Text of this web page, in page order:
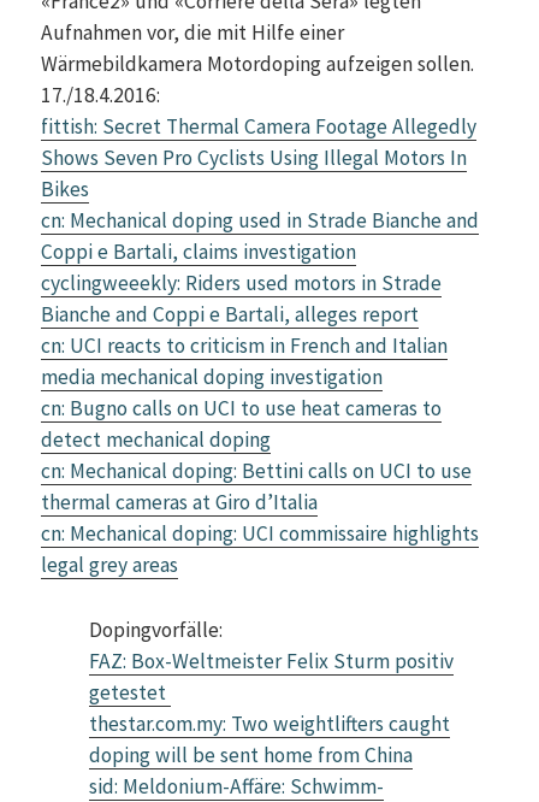
Aufnahmen vor, die mit Hilfe einer
Wärmebildkamera Motordoping aufzeigen sollen.
17./18.4.2016:
fittish: Secret Thermal Camera Footage Allegedly
Shows Seven Pro Cyclists Using Illegal Motors In
Bikes
cn: Mechanical doping used in Strade Bianche and
Coppi e Bartali, claims investigation
cyclingweeekly: Riders used motors in Strade
Bianche and Coppi e Bartali, alleges report
cn: UCI reacts to criticism in French and Italian
media mechanical doping investigation
cn: Bugno calls on UCI to use heat cameras to
detect mechanical doping
cn: Mechanical doping: Bettini calls on UCI to use
thermal cameras at Giro d’Italia
cn: Mechanical doping: UCI commissaire highlights
legal grey areas
Dopingvorfälle:
FAZ: Box-Weltmeister Felix Sturm positiv
getestet
thestar.com.my: Two weightlifters caught
doping will be sent home from China
sid: Meldonium-Affäre: Schwimm-